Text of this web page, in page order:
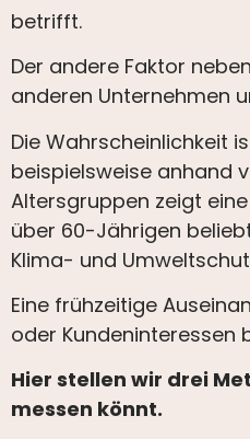
betrifft.
Der andere Faktor
anderen Unternehmen
Die Wahrscheinlichkeit
beispielsweise anhand
Altersgruppen zeigt
über 60-Jährigen
Klima- und
Eine frühzeitige
oder Kundeninteressen
Hier stellen wir drei
messen könnt.